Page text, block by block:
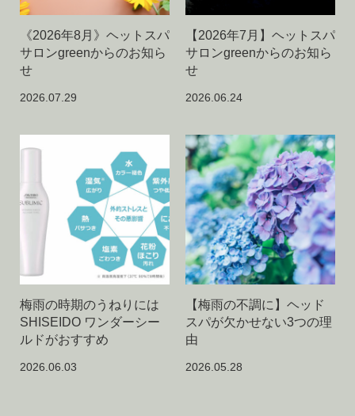
《2026年8月》ヘットスパ
サロンgreenからのお知ら
せ
2026.07.29
【2026年7月】ヘットスパ
サロンgreenからのお知ら
せ
2026.06.24
梅雨の時期のうねりには
SHISEIDO ワンダーシー
ルドがおすすめ
2026.06.03
【梅雨の不調に】ヘッド
スパが欠かせない3つの理
由
2026.05.28